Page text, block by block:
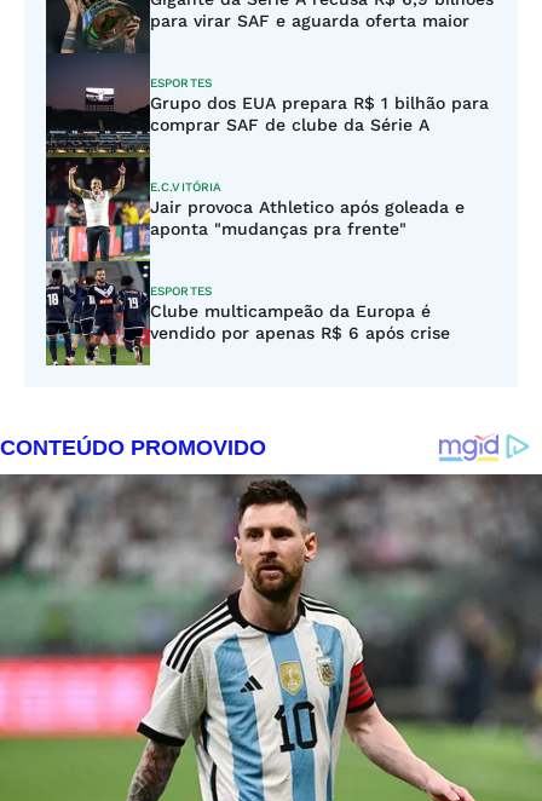
para virar SAF e aguarda oferta maior
ESPORTES
Grupo dos EUA prepara R$ 1 bilhão para
comprar SAF de clube da Série A
E.C.VITÓRIA
Jair provoca Athletico após goleada e
aponta "mudanças pra frente"
ESPORTES
Clube multicampeão da Europa é
vendido por apenas R$ 6 após crise